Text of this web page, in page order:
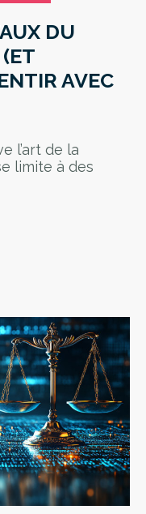
DU
AVEC
l’art de la
limite à des